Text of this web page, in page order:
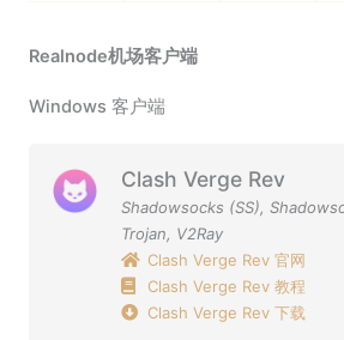
Realnode机场客户端
Windows 客户端
Clash Verge Rev
Shadowsocks (SS),
Trojan, V2Ray
Clash Verge Rev 官网
Clash Verge Rev 教程
Clash Verge Rev 下载